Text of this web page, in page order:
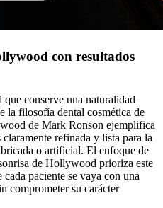
con resultados
conserve una naturalidad
la filosofía dental cosmética de
de Mark Ronson ejemplifica
refinada y lista para la
o artificial. El enfoque de
de Hollywood prioriza este
paciente se vaya con una
comprometer su carácter